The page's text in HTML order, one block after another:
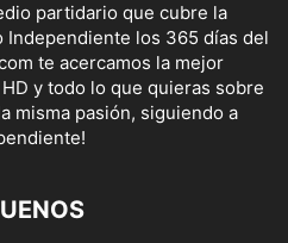
partidario que cubre la
Independiente los 365 días del
te acercamos la mejor
y todo lo que quieras sobre
misma pasión, siguiendo a